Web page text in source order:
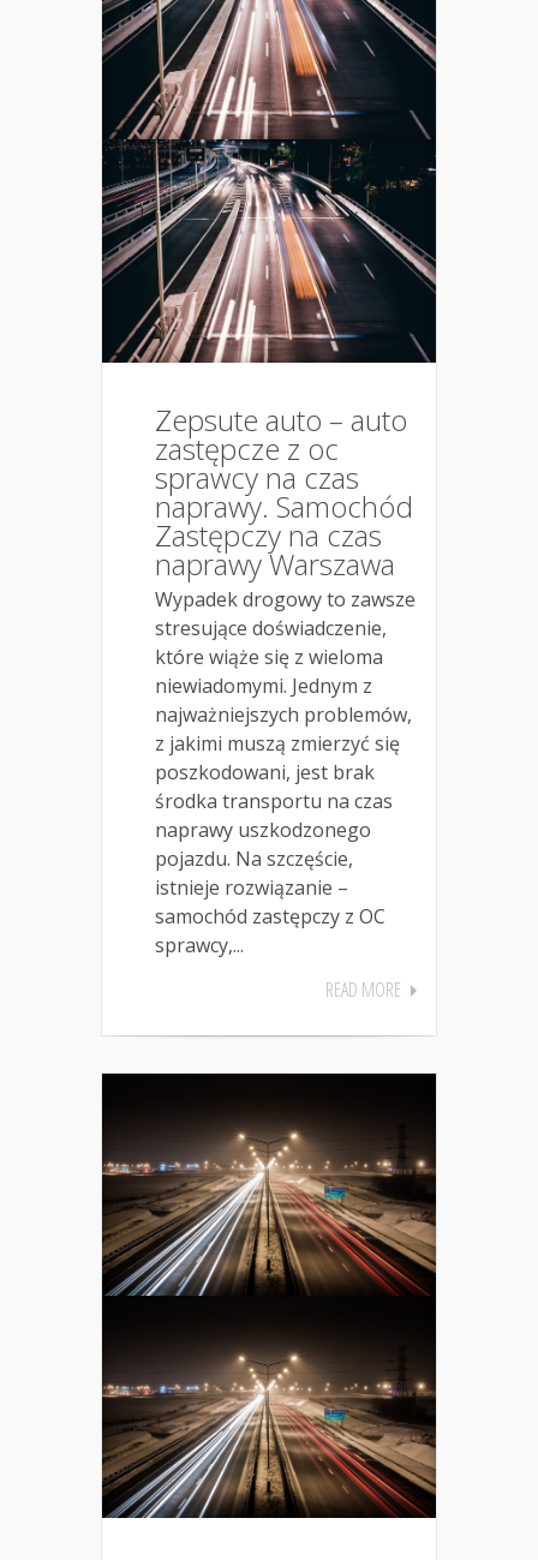
Zepsute auto – auto
zastępcze z oc
sprawcy na czas
naprawy. Samochód
Zastępczy na czas
naprawy Warszawa
Wypadek drogowy to zawsze
stresujące doświadczenie,
które wiąże się z wieloma
niewiadomymi. Jednym z
najważniejszych problemów,
z jakimi muszą zmierzyć się
poszkodowani, jest brak
środka transportu na czas
naprawy uszkodzonego
pojazdu. Na szczęście,
istnieje rozwiązanie –
samochód zastępczy z OC
sprawcy,...
READ MORE